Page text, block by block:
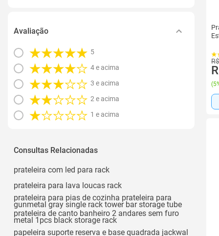
Avaliação
5
4 e acima
3 e acima
2 e acima
1 e acima
Consultas Relacionadas
prateleira com led para rack
prateleira para lava loucas rack
prateleira para pias de cozinha prateleira para
gunmetal gray single rack tower bar storage tube
prateleira de canto banheiro 2 andares sem furo
metal 1pcs black storage rack
papeleira suporte reserva e base quadrada jackwal
(